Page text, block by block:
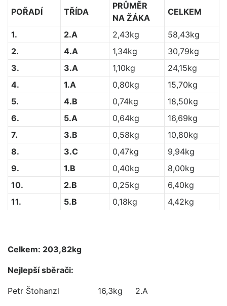
POŘADÍ TŘÍDA
PRŮMĚR
NA ŽÁKA
CELKEM
1. 2.A 2,43kg
58,43kg
2.
4.A 1,34kg
30,79kg
3.
3.A 1,10kg
24,15kg
4.
1.A 0,80kg
15,70kg
5.
4.B 0,74kg
18,50kg
6.
5.A 0,64kg
16,69kg
7.
3.B 0,58kg
10,80kg
8.
3.C 0,47kg
9,94kg
9.
1.B 0,40kg
8,00kg
10.
2.B 0,25kg
6,40kg
11.
5.B 0,18kg 4,42kg
Celkem: 203,82kg
Nejlepší sběrači:
Petr Štohanzl 16,3kg 2.A